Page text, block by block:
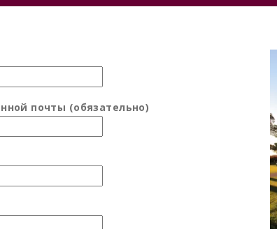
почты (обязательно)